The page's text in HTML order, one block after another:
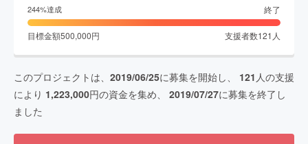
244%達成 終了
目標金額500,000円 支援者数121 人
このプロジェクトは、 2019/06/25に募集を開始し、 121 人の支援
により 1,223,000円の資金を集め、 2019/07/27に募集を終了し
ました